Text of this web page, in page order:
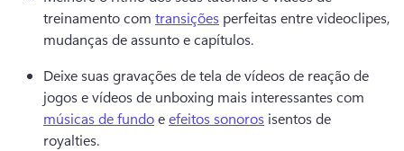
treinamento com transições perfeitas entre videoclipes,
mudanças de assunto e capítulos.
Deixe suas gravações de tela de vídeos de reação de
jogos e vídeos de unboxing mais interessantes com
músicas de fundo e efeitos sonoros isentos de
royalties.